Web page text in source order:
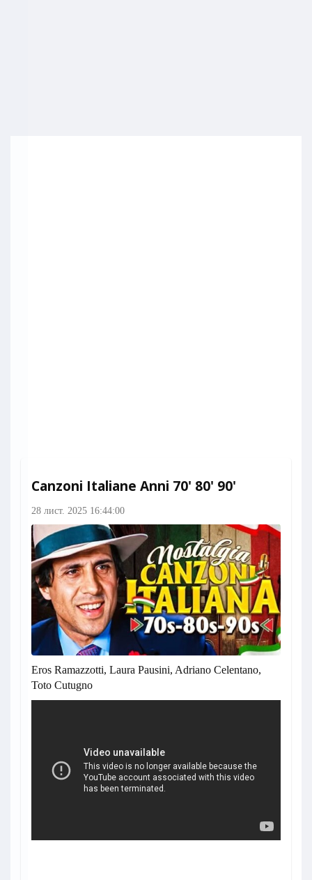
Canzoni Italiane Anni 70' 80' 90'
28 лист. 2025 16:44:00
Eros Ramazzotti, Laura Pausini, Adriano Celentano,
Toto Cutugno